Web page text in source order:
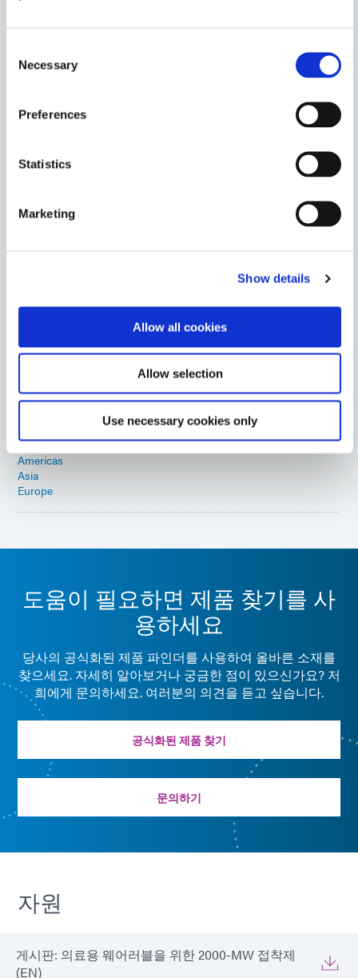
Selection
Necessary
Preferences
Statistics
Marketing
Show details
Allow all cookies
Allow selection
Use necessary cookies only
고 보호하는 데 이상적이며 코팅 범위를 검사하는 데 매우
눈에 잘 띕니다. 이 제품은 UV/가시광선으로 경화되며 2
Americas
이 의료용 코팅은 배치를 시각적으로 확인하기 위해 빨간
색을 분사하고 형광을 냅니다. 플라스틱 구성 요소의 빠른
Americas
다목적 청색 형광 접착제는 의료 기기 조립에 일반적으로
사용되는 플라스틱과 금속을 접합하는 데 사용됩니다. 이
제품은 UV/가시광선에 노출되면 몇 초 만에 경화됩니다.
Americas
Asia
Europe
도움이 필요하면 제품 찾기를 사
용하세요
당사의 공식화된 제품 파인더를 사용하여 올바른 소재를
찾으세요. 자세히 알아보거나 궁금한 점이 있으신가요? 저
희에게 문의하세요. 여러분의 의견을 듣고 싶습니다.
공식화된 제품 찾기
문의하기
자원
게시판: 의료용 웨어러블을 위한 2000-MW 접착제
(EN)